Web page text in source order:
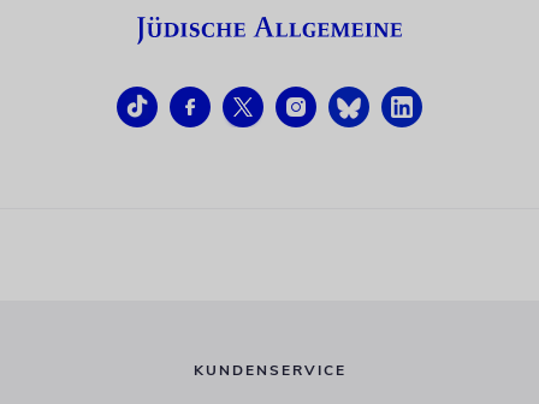
KUNDENSERVICE